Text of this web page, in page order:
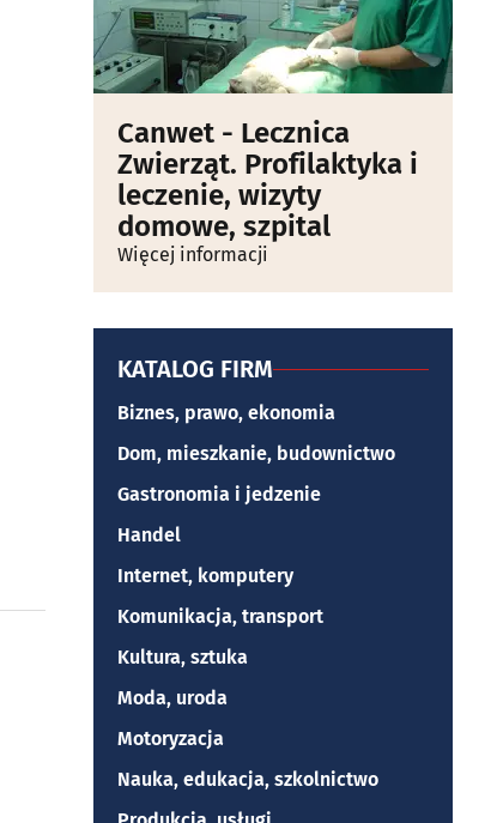
Canwet - Lecznica
Zwierząt. Profilaktyka i
leczenie, wizyty
domowe, szpital
Więcej informacji
KATALOG FIRM
Biznes, prawo, ekonomia
Dom, mieszkanie, budownictwo
Gastronomia i jedzenie
Handel
Internet, komputery
Komunikacja, transport
Kultura, sztuka
Moda, uroda
Motoryzacja
Nauka, edukacja, szkolnictwo